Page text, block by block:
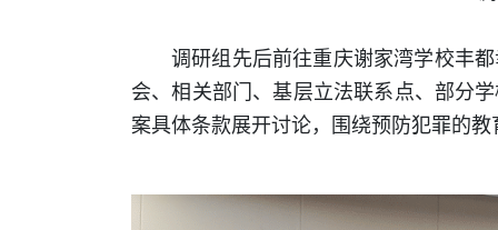
调研组先后前往重庆谢家湾学校丰
会、相关部门、基层立法联系点、部分
案具体条款展开讨论，围绕预防犯罪的